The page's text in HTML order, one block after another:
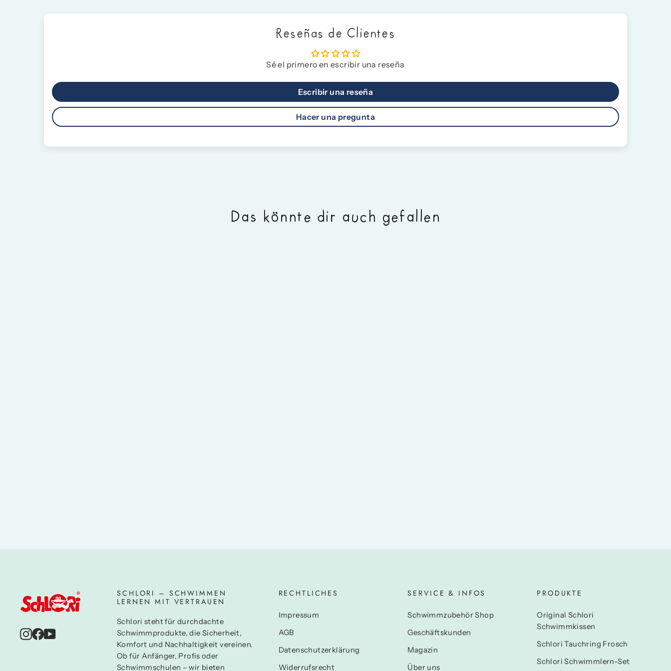
Reseñas de Clientes
Sé el primero en escribir una reseña
Escribir una reseña
Hacer una pregunta
Das könnte dir auch gefallen
Instagram
Facebook
YouTube
SCHLORI – SCHWIMMEN
LERNEN MIT VERTRAUEN
Schlori steht für durchdachte
Schwimmprodukte, die Sicherheit,
Komfort und Nachhaltigkeit vereinen.
Ob für Anfänger, Profis oder
Schwimmschulen – wir bieten
RECHTLICHES
Impressum
AGB
Datenschutzerklärung
Widerrufsrecht
SERVICE & INFOS
Schwimmzubehör Shop
Geschäftskunden
Magazin
Über uns
PRODUKTE
Original Schlori
Schwimmkissen
Schlori Tauchring Frosch
Schlori Schwimmlern-Set